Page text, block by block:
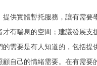
供實體暫托服務，讓有需要
有喘息的空間；建議發展支
需要是有人知道的，包括提
自己的情緒需要。在有需要